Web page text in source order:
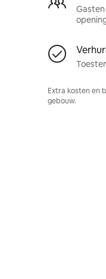
Extra kosten en
gebouw.